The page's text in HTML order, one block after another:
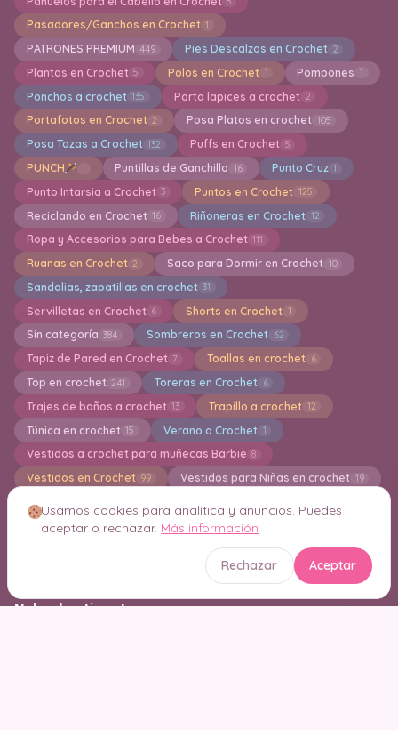
Pasadores/Ganchos en Crochet 1
PATRONES PREMIUM 449 Pies Descalzos en Crochet 2
Plantas en Crochet 5 Polos en Crochet 1 Pompones 1
Ponchos a crochet 135 Porta lapices a crochet 2
Portafotos en Crochet 2 Posa Platos en crochet 105
Posa Tazas a Crochet 132 Puffs en Crochet 5
PUNCH 1 Puntillas de Ganchillo 16 Punto Cruz 1
Punto Intarsia a Crochet 3 Puntos en Crochet 125
Reciclando en Crochet 16 Riñoneras en Crochet 12
Ropa y Accesorios para Bebes a Crochet 111
Ruanas en Crochet 2 Saco para Dormir en Crochet 10
Sandalias, zapatillas en crochet 31
Servilletas en Crochet 6 Shorts en Crochet 1
Sin categoría 384 Sombreros en Crochet 62
Tapiz de Pared en Crochet 7 Toallas en crochet 6
Top en crochet 241 Toreras en Crochet 6
Trajes de baños a crochet 13 Trapillo a crochet 12
Túnica en crochet 15 Verano a Crochet 1
Vestidos a crochet para muñecas Barbie 8
Vestidos en Crochet 99 Vestidos para Niñas en crochet 19
Videos
zapatos para bebés a crochet 36
Crochet Inteligente Consejos y Técnicas 21
Nube de etiquetas
Usamos cookies para analítica y anuncios. Puedes
aceptar o rechazar. Más información
Rechazar Aceptar